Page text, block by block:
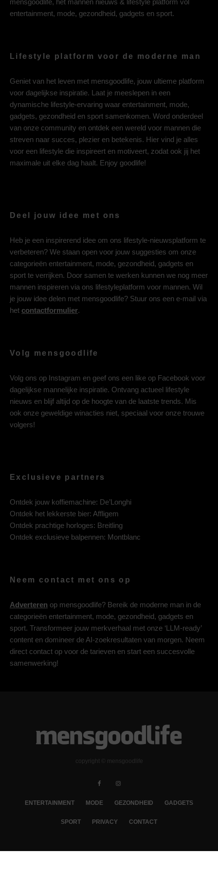
mensgoodlife, het mannen nieuws & lifestyle platform vol
entertainment, mode, gezondheid, gadgets en sport.
Lifestyle platform voor de moderne man
Geniet van het leven met mensgoodlife, jouw ultieme platform
voor dagelijkse inspiratie. Laat je meeslepen in een
dynamische lifestyle-ervaring waar entertainment, mode,
gadgets, gezondheid en sport samenkomen. Word onderdeel
van onze community en ontdek een wereld voor mannen die
streven naar succes, plezier en betekenis. Hier vind je alles
voor een lifestyle die inspireert en motiveert, zodat ook jij het
maximale uit elke dag haalt. Enjoy goodlife!
Deel jouw idee met ons
Heb je een inspirerend idee om ons lifestyle-nieuwsplatform te
verbeteren? We staan open voor jouw suggesties om onze
categorieën entertainment, mode, gezondheid, gadgets en
sport te verrijken. Door samen te werken kunnen we nog meer
mannen inspireren via ons lifestyleplatform voor mannen. Wil
je jouw idee delen met mensgoodlife? Stuur ons een e-mail via
het contactformulier.
Volg mensgoodlife
Volg ons op Instagram en geef ons een like op Facebook voor
dagelijkse mannelijke inspiratie. Ontvang actueel lifestyle
nieuws en blijf altijd op de hoogte van de laatste trends. Mis
ook onze geweldige winacties niet, speciaal voor onze trouwe
volgers!
Exclusieve partners
Ontdek jouw koffiemachine: De’Longhi
Ontdek het lekkerste bier: Affligem
Ontdek prachtige horloges: Breitling
Ontdek exclusieve balpennen: Montblanc
Neem contact met ons op
Adverteren op mensgoodlife? Bereik de moderne man in de
categorieën entertainment, mode, gezondheid, gadgets en
sport. Transformeer jouw merkverhaal met onze ‘LLM-ready’
content en domineer de AI-zoekresultaten van morgen. Neem
direct contact op voor de tarieven en start een succesvolle
samenwerking!
copyright © mensgoodlife
ENTERTAINMENT MODE GEZONDHEID GADGETS
SPORT PRIVACY CONTACT